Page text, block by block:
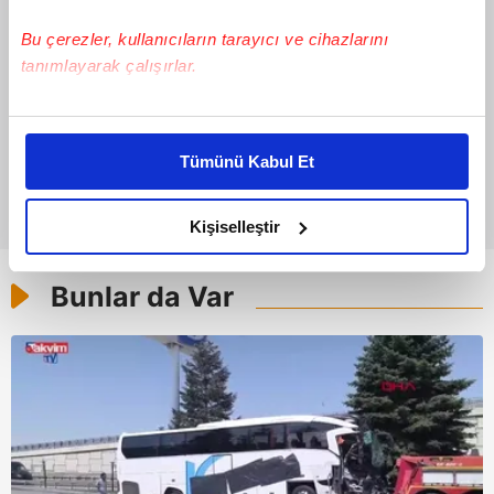
Bu çerezler, kullanıcıların tarayıcı ve cihazlarını
tanımlayarak çalışırlar.
Bu çerezlere izin vermeniz halinde sizlere özel
daha iyi reklam deneyimi yaşatabiliriz. Bunu yaparken
amacımızın size daha iyi bir reklam deneyimi sunmak
olduğunu ve sizlere en iyi içerikleri sunabilmek adına
elimizden gelen çabayı gösterdiğimizi ve bu noktada,
reklamların maliyetlerimizi karşılamak noktasında tek gelir
kalemimiz olduğunu sizlere hatırlatmak isteriz.
Her halükârda, kullanıcılar, bu çerezlere izin vermedikleri
takdirde, kullanıcılara hedefli reklamlar
gösterilmeyecektir."
Sizlere daha iyi bir hizmet sunabilmek için İnternet
Sitemizde kendimize ve üçüncü kişilere ait çerezler
Tümünü Kabul Et
Kişiselleştir
Bunlar da Var